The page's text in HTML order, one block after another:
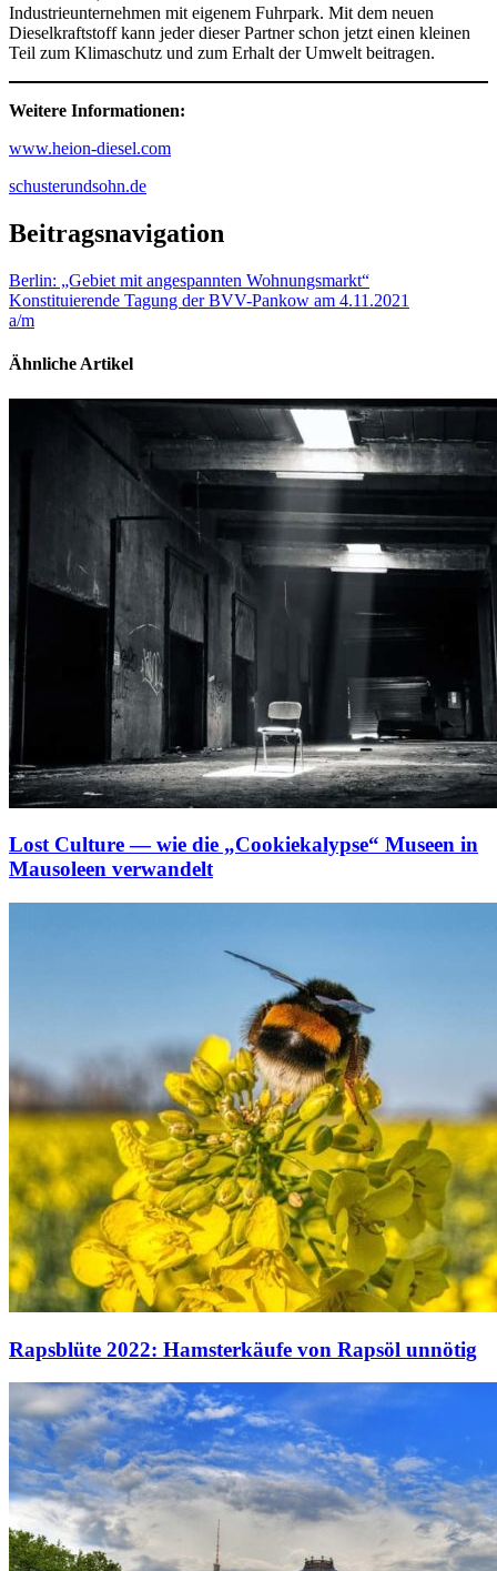
Industrieunternehmen mit eigenem Fuhrpark. Mit dem neuen
Dieselkraftstoff kann jeder dieser Partner schon jetzt einen kleinen
Teil zum Klimaschutz und zum Erhalt der Umwelt beitragen.
Weitere Informationen:
www.heion-diesel.com
schusterundsohn.de
Beitragsnavigation
Berlin: „Gebiet mit angespannten Wohnungsmarkt“
Konstituierende Tagung der BVV-Pankow am 4.11.2021
a/m
Ähnliche Artikel
Lost Culture — wie die „Cookiekalypse“ Museen in
Mausoleen verwandelt
Rapsblüte 2022: Hamsterkäufe von Rapsöl unnötig